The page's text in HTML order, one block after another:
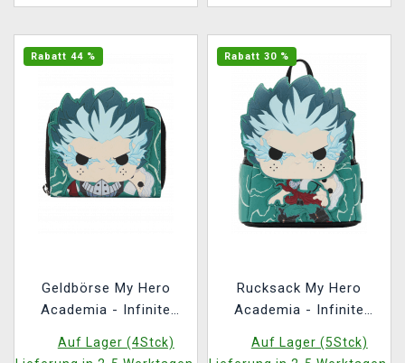
Rabatt 44 %
Geldbörse My Hero
Academia - Infinite
Auf Lager (4Stck)
Rabatt 30 %
Rucksack My Hero
Academia - Infinite
(Loungefly)
Auf Lager (5Stck)